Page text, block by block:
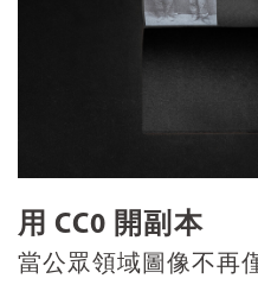
用 CC0 開副本
當公眾領域圖像不再